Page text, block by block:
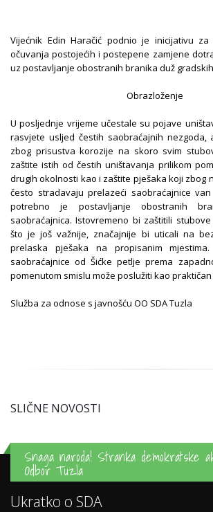
Vijećnik Edin Haračić podnio je inicijativu za
očuvanja postojećih i postepene zamjene
uz postavljanje obostranih branika duž
Obrazloženje
U posljednje vrijeme učestale su pojave
rasvjete usljed čestih saobraćajnih nezgoda,
zbog prisustva korozije na skoro svim
zaštite istih od čestih uništavanja prilikom
drugih okolnosti kao i zaštite pješaka koji zbog
često stradavaju prelazeći saobraćajnice
potrebno je postavljanje obostranih
saobraćajnica. Istovremeno bi zaštitili
što je još važnije, značajnije bi uticali na
prelaska pješaka na propisanim
saobraćajnice od Šićke petlje prema
pomenutom smislu može poslužiti kao
Služba za odnose s javnošću OO SDA Tuzla
SLIČNE NOVOSTI
Snaga naroda! Stranka demokratske
Odbor Tuzla
Ukratko o SDA